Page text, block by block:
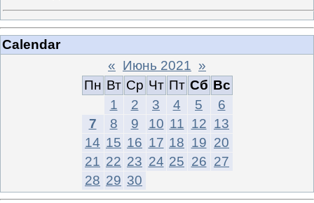
Calendar
« Июнь 2021 »
Пн Вт Ср Чт Пт Сб Вс
1
2 3 4 5
6
7
8 9 10 11 12 13
14 15 16 17 18 19 20
21 22 23 24 25 26 27
28 29 30